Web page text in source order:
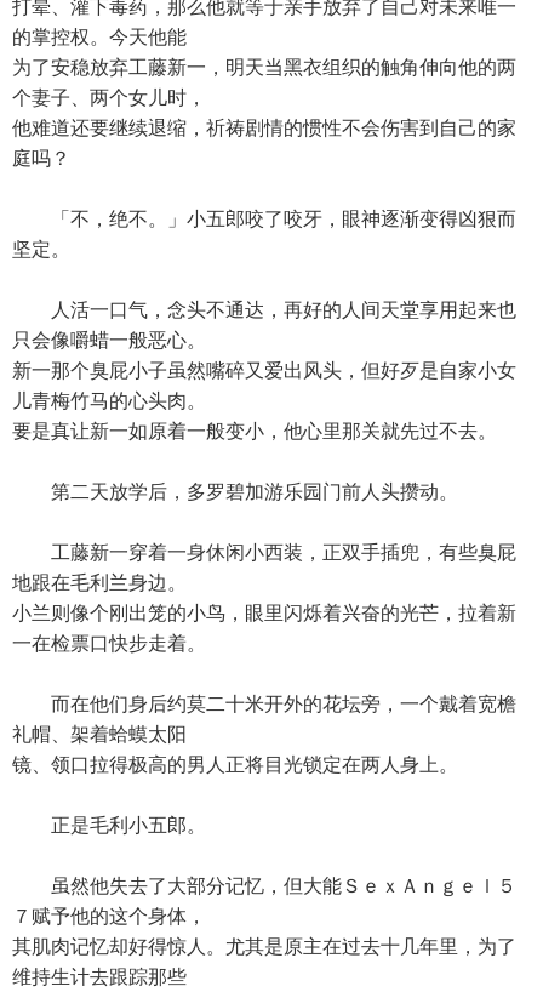
打晕、灌下毒药，那么他就等于亲手放弃了自己对未来唯一
的掌控权。今天他能
为了安稳放弃工藤新一，明天当黑衣组织的触角伸向他的两
个妻子、两个女儿时，
他难道还要继续退缩，祈祷剧情的惯性不会伤害到自己的家
庭吗？
「不，绝不。」小五郎咬了咬牙，眼神逐渐变得凶狠而
坚定。
人活一口气，念头不通达，再好的人间天堂享用起来也
只会像嚼蜡一般恶心。
新一那个臭屁小子虽然嘴碎又爱出风头，但好歹是自家小女
儿青梅竹马的心头肉。
要是真让新一如原着一般变小，他心里那关就先过不去。
第二天放学后，多罗碧加游乐园门前人头攒动。
工藤新一穿着一身休闲小西装，正双手插兜，有些臭屁
地跟在毛利兰身边。
小兰则像个刚出笼的小鸟，眼里闪烁着兴奋的光芒，拉着新
一在检票口快步走着。
而在他们身后约莫二十米开外的花坛旁，一个戴着宽檐
礼帽、架着蛤蟆太阳
镜、领口拉得极高的男人正将目光锁定在两人身上。
正是毛利小五郎。
虽然他失去了大部分记忆，但大能ＳｅｘＡｎｇｅｌ５
７赋予他的这个身体，
其肌肉记忆却好得惊人。尤其是原主在过去十几年里，为了
维持生计去跟踪那些